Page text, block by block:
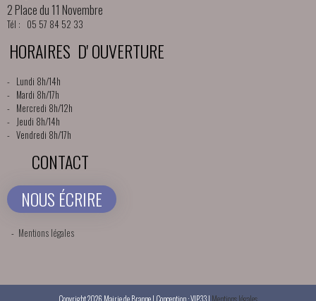
2 Place du 11 Novembre
Tél : 05 57 84 52 33
HORAIRES D' OUVERTURE
- Lundi 8h/14h
- Mardi 8h/17h
- Mercredi 8h/12h
- Jeudi 8h/14h
- Vendredi 8h/17h
CONTACT
NOUS ÉCRIRE
- Mentions légales
Copyright 2026 Mairie de Branne | Conception : VIP33 | Mentions légales